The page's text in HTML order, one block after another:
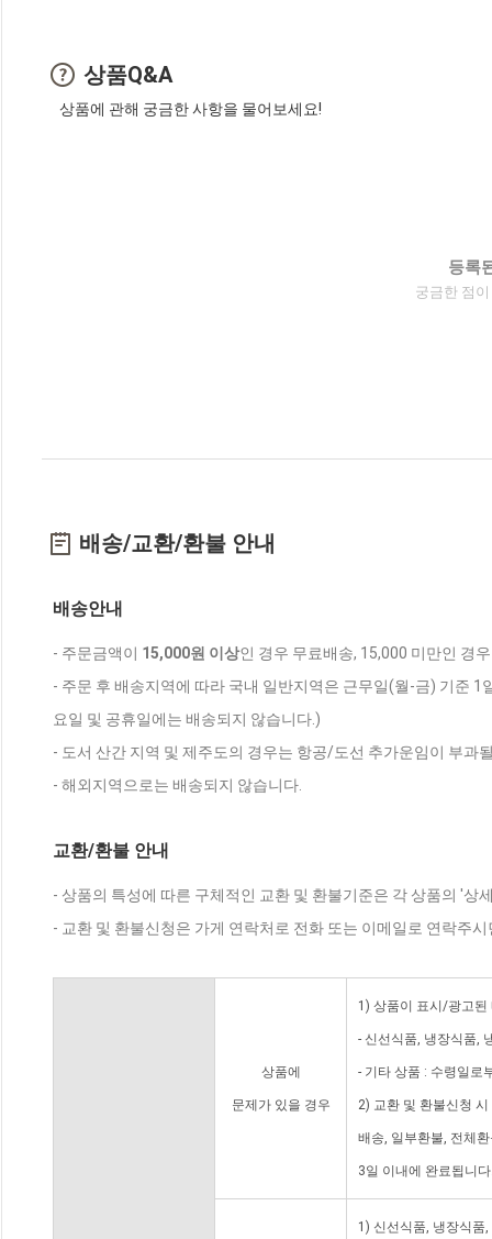
상품Q&A
상품에 관해 궁금한 사항을 물어보세요!
등록
궁금한 점
배송/교환/환불 안내
배송안내
- 주문금액이 15,000원 이상인 경우 무료배송, 15,000 미만인 경
- 주문 후 배송지역에 따라 국내 일반지역은 근무일(월-금) 기준
요일 및 공휴일에는 배송되지 않습니다.)
- 도서 산간 지역 및 제주도의 경우는 항공/도선 추가운임이 부과
- 해외지역으로는 배송되지 않습니다.
교환/환불 안내
- 상품의 특성에 따른 구체적인 교환 및 환불기준은 각 상품의 '상
- 교환 및 환불신청은 가게 연락처로 전화 또는 이메일로 연락주
상품에
문제가 있을 경우
1) 상품이 표시/광고된
- 신선식품, 냉장식품,
- 기타 상품 : 수령일로
2) 교환 및 환불신청
배송, 일부환불, 전체
3일 이내에 완료됩니
1) 신선식품, 냉장식품